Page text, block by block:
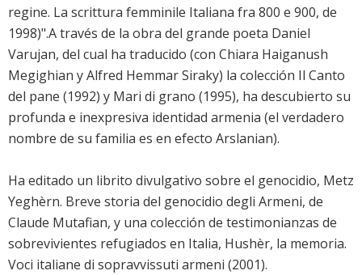
regine. La scrittura femminile Italiana fra 800 e 900, de
1998)".A través de la obra del grande poeta Daniel
Varujan, del cual ha traducido (con Chiara Haiganush
Megighian y Alfred Hemmar Siraky) la colección Il Canto
del pane (1992) y Mari di grano (1995), ha descubierto su
profunda e inexpresiva identidad armenia (el verdadero
nombre de su familia es en efecto Arslanian).
Ha editado un librito divulgativo sobre el genocidio, Metz
Yeghèrn. Breve storia del genocidio degli Armeni, de
Claude Mutafian, y una colección de testimonianzas de
sobrevivientes refugiados en Italia, Hushèr, la memoria.
Voci italiane di sopravvissuti armeni (2001).